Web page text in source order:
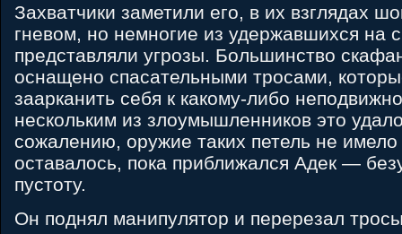
Захватчики заметили его, в их взглядах
гневом, но немногие из удержавшихся на
представляли угрозы. Большинство
оснащено спасательными тросами,
заарканить себя к какому-либо
нескольким из злоумышленников это
сожалению, оружие таких петель не
оставалось, пока приближался Адек —
пустоту.
Он поднял манипулятор и перерезал